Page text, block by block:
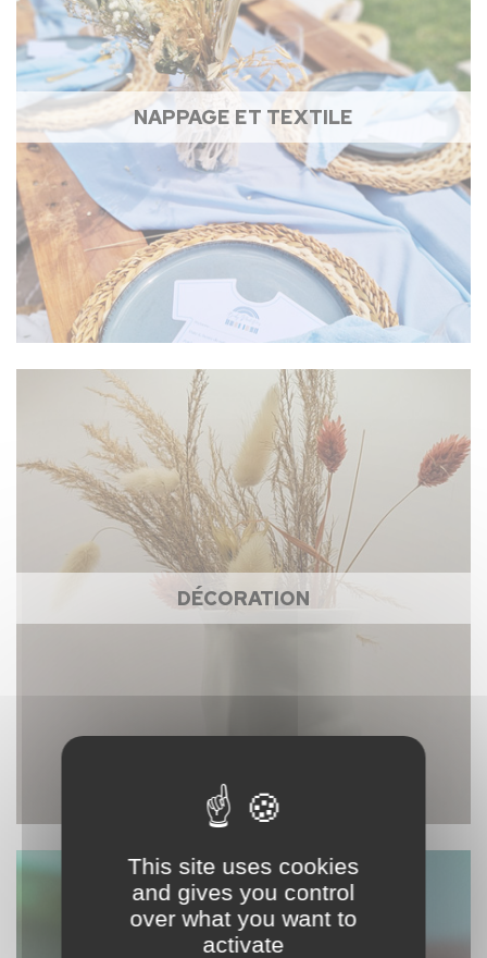
NAPPAGE ET TEXTILE
DÉCORATION
This site uses cookies
and gives you control
over what you want to
activate